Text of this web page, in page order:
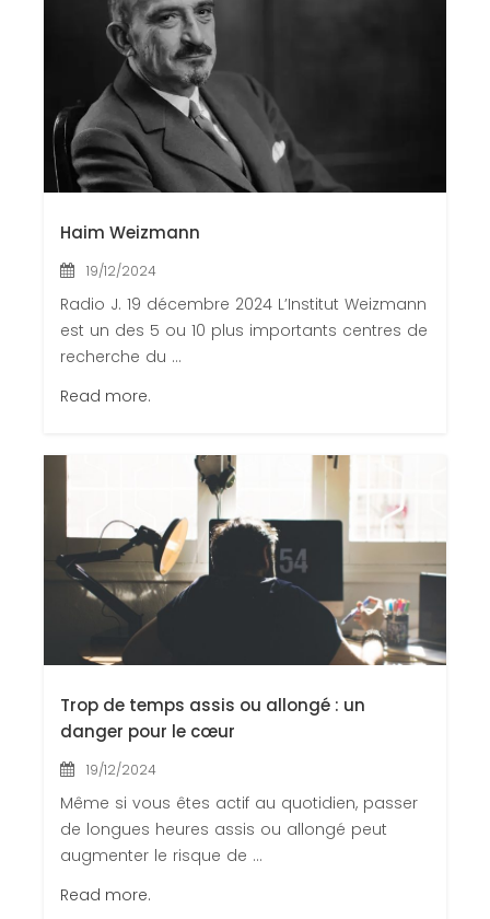
Haim Weizmann
19/12/2024
Radio J. 19 décembre 2024 L’Institut Weizmann
est un des 5 ou 10 plus importants centres de
recherche du ...
Read more.
Trop de temps assis ou allongé : un
danger pour le cœur
19/12/2024
Même si vous êtes actif au quotidien, passer
de longues heures assis ou allongé peut
augmenter le risque de ...
Read more.